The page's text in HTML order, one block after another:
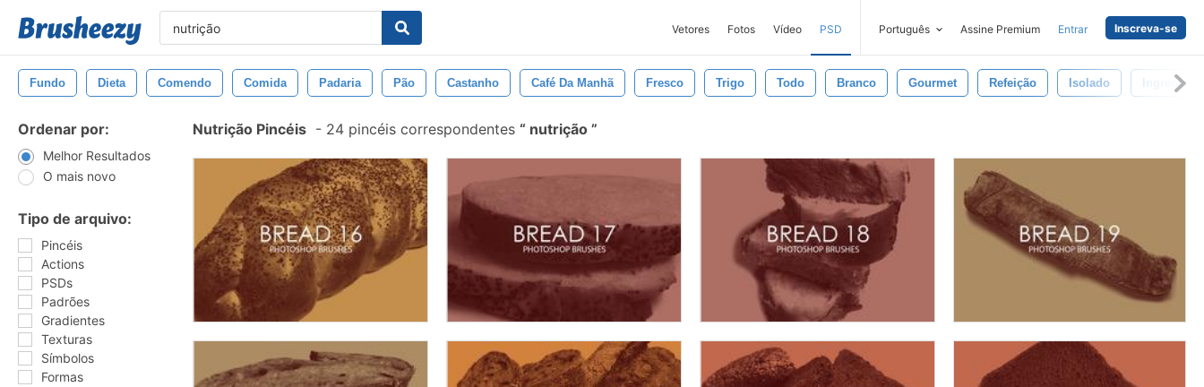
Vetores Fotos Vídeo PSD Português Assine Premium Entrar Inscreva-se
Fundo Dieta Comendo Comida Padaria Pão Castanho Café Da Manhã Fresco Trigo Todo Branco Gourmet Refeição Isolado Ingrediente
Ordenar por:
Melhor Resultados
O mais novo
Tipo de arquivo:
Pincéis
Actions
PSDs
Padrões
Gradientes
Texturas
Símbolos
Formas
Nutrição Pincéis - 24 pincéis correspondentes nutrição